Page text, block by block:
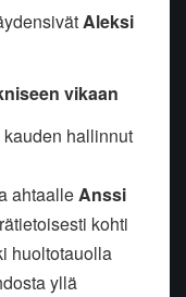
Aleksi
vikaan
hallinnut
ahtaalleAnssi
kohti
huoltotauolla
yllä